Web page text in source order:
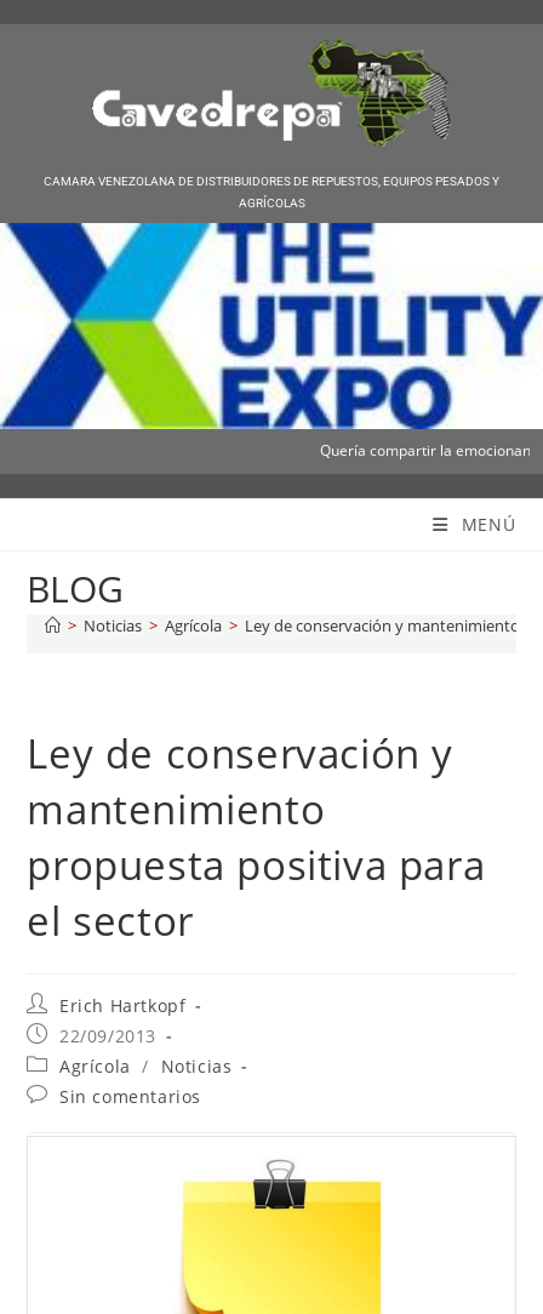
CAMARA VENEZOLANA DE DISTRIBUIDORES DE REPUESTOS, EQUIPOS PESADOS Y
AGRÍCOLAS
Quería compartir la emocionante
MENÚ
BLOG
> Noticias > Agrícola > Ley de conservación y mantenimiento
Ley de conservación y
mantenimiento
propuesta positiva para
el sector
Erich Hartkopf
22/09/2013
Agrícola
/
Noticias
Sin comentarios